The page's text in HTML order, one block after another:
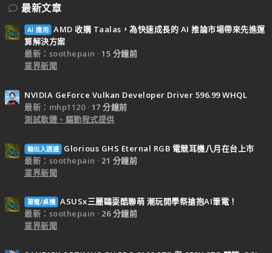
最新文章
AI 應用 AMD 收購 Taalas，為快速成長的 AI 推論市場帶來先進運
算解決方案
最新：soothepain
15 分鐘前
業界新聞
NVIDIA GeForce Vulkan Developer Driver 596.99 WHQL
最新：mhp1120
17 分鐘前
測試軟體、驅動程式提供
輸出入週邊
Glorious GHS Eternal RGB 電競耳機八月在台上市
最新：soothepain
21 分鐘前
業界新聞
筆電/桌機 ASUSx三麗鷗耍酷聯萌 潮玩開學祭搶抱AI筆電！
最新：soothepain
26 分鐘前
業界新聞